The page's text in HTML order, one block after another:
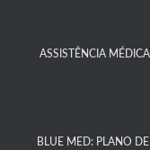
ASSISTÊNCIA
BLUE MED: PLANO